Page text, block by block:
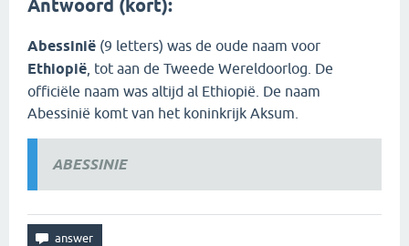
Antwoord (kort):
Abessinië (9 letters) was de oude naam voor
Ethiopië , tot aan de Tweede Wereldoorlog. De
officiële naam was altijd al Ethiopië. De naam
Abessinië komt van het koninkrijk Aksum.
ABESSINIE